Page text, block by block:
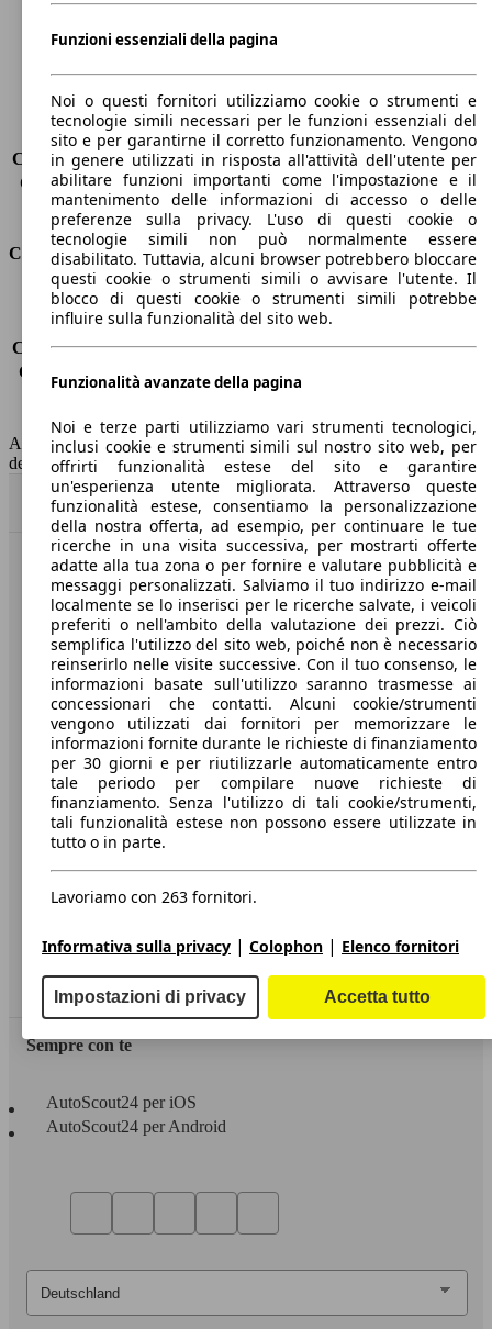
Peso massimo
1955 kg
Sedili
5
Carico sul tetto
-
Capacità di traino (senza freni) -
Capacità di traino (con freni)
1200 kg
Volume del bagagliaio
432 - 1723 l
Consumi
Emissioni di CO2*
125 g/km (komb.)
Consumo (urbano)
5.3 l/100km
Consumo (extra-urbano) 4.4 l/100km
Consumo (combinato)*
4.7 l/100km
Capacità del serbatoio
53 l
AutoScout24 non si assume alcuna responsabilità per la correttezza
dei dati.
Torna su
Benvenuti su AutoScout24, il mercato auto europeo.
Società
A proposito di AutoScout24
Stampa
Media
Condizioni generali
Informazioni
Privacy
Dichiarazione di Accessibilità
Servizi
Area rivenditori
Sempre con te
AutoScout24 per iOS
AutoScout24 per Android
Funzioni essenziali della pagina
Noi o questi fornitori utilizziamo cookie o strumenti e
tecnologie simili necessari per le funzioni essenziali del
sito e per garantirne il corretto funzionamento. Vengono
in genere utilizzati in risposta all'attività dell'utente per
abilitare funzioni importanti come l'impostazione e il
mantenimento delle informazioni di accesso o delle
preferenze sulla privacy. L'uso di questi cookie o
tecnologie simili non può normalmente essere
disabilitato. Tuttavia, alcuni browser potrebbero bloccare
questi cookie o strumenti simili o avvisare l'utente. Il
blocco di questi cookie o strumenti simili potrebbe
influire sulla funzionalità del sito web.
Funzionalità avanzate della pagina
Noi e terze parti utilizziamo vari strumenti tecnologici,
inclusi cookie e strumenti simili sul nostro sito web, per
offrirti funzionalità estese del sito e garantire
un'esperienza utente migliorata. Attraverso queste
funzionalità estese, consentiamo la personalizzazione
della nostra offerta, ad esempio, per continuare le tue
ricerche in una visita successiva, per mostrarti offerte
adatte alla tua zona o per fornire e valutare pubblicità e
messaggi personalizzati. Salviamo il tuo indirizzo e-mail
localmente se lo inserisci per le ricerche salvate, i veicoli
preferiti o nell'ambito della valutazione dei prezzi. Ciò
semplifica l'utilizzo del sito web, poiché non è necessario
reinserirlo nelle visite successive. Con il tuo consenso, le
informazioni basate sull'utilizzo saranno trasmesse ai
concessionari che contatti. Alcuni cookie/strumenti
vengono utilizzati dai fornitori per memorizzare le
informazioni fornite durante le richieste di finanziamento
per 30 giorni e per riutilizzarle automaticamente entro
tale periodo per compilare nuove richieste di
finanziamento. Senza l'utilizzo di tali cookie/strumenti,
tali funzionalità estese non possono essere utilizzate in
tutto o in parte.
Lavoriamo con 263 fornitori.
Informativa sulla privacy | Colophon | Elenco fornitori
Impostazioni di privacy Accetta tutto